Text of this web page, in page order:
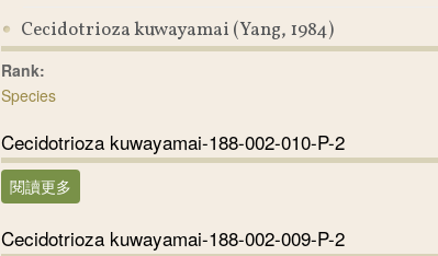
Cecidotrioza kuwayamai (Yang, 1984)
Rank:
Species
Cecidotrioza kuwayamai-188-002-010-P-2
閱讀更多
Cecidotrioza kuwayamai-188-002-009-P-2